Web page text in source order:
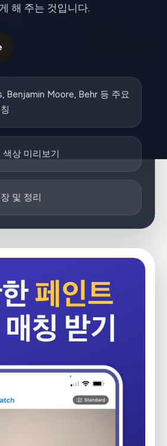
해 주는 것입니다.
Benjamin Moore, Behr 등 주요
상 미리보기
및 정리